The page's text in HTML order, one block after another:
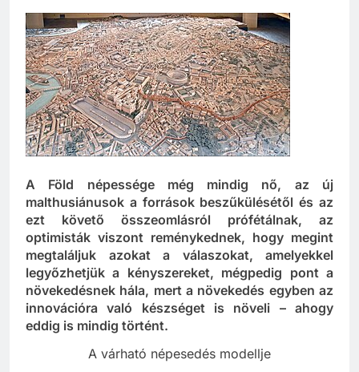
A Föld népessége még mindig nő, az új
malthusiánusok a források beszűkülésétől és az
ezt követő összeomlásról prófétálnak, az
optimisták viszont reménykednek, hogy megint
megtaláljuk azokat a válaszokat, amelyekkel
legyőzhetjük a kényszereket, mégpedig pont a
növekedésnek hála, mert a növekedés egyben az
innovációra való készséget is növeli – ahogy
eddig is mindig történt.
A várható népesedés modellje